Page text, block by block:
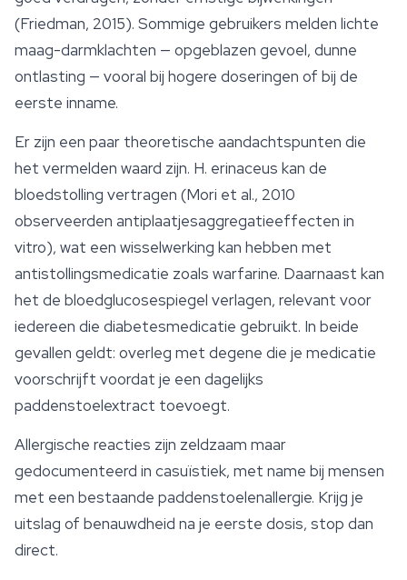
(Friedman, 2015). Sommige gebruikers melden lichte
maag-darmklachten — opgeblazen gevoel, dunne
ontlasting — vooral bij hogere doseringen of bij de
eerste inname.
Er zijn een paar theoretische aandachtspunten die
het vermelden waard zijn. H. erinaceus kan de
bloedstolling vertragen (Mori et al., 2010
observeerden antiplaatjesaggregatieeffecten in
vitro), wat een wisselwerking kan hebben met
antistollingsmedicatie zoals warfarine. Daarnaast kan
het de bloedglucosespiegel verlagen, relevant voor
iedereen die diabetesmedicatie gebruikt. In beide
gevallen geldt: overleg met degene die je medicatie
voorschrijft voordat je een dagelijks
paddenstoelextract toevoegt.
Allergische reacties zijn zeldzaam maar
gedocumenteerd in casuïstiek, met name bij mensen
met een bestaande paddenstoelenallergie. Krijg je
uitslag of benauwdheid na je eerste dosis, stop dan
direct.